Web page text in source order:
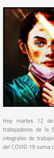
Hoy martes 12
trabajadores de la
integrales de
del COVID 19 suma